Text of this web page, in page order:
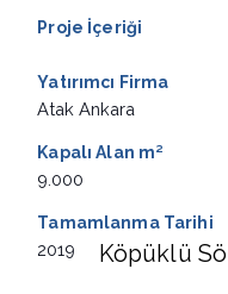
Proje İçeriği
Yatırımcı Firma
Atak Ankara
Kapalı Alan m²
9.000
Tamamlanma Tarihi
2019
Köpüklü